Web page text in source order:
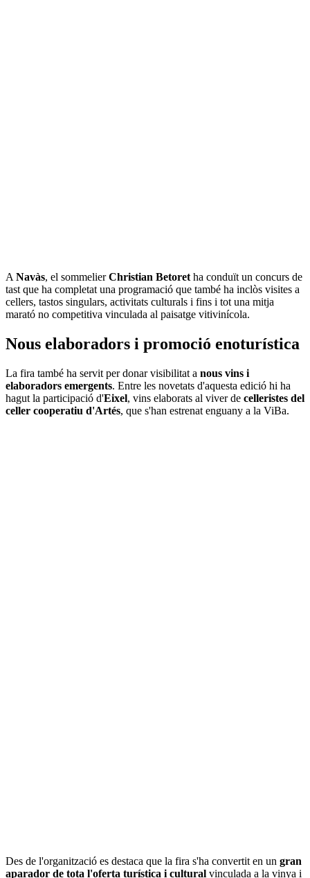
ANavàs, el sommelierChristian Betoretha conduït un concurs de
tast que ha completat una programació que també ha inclòs visites a
cellers, tastos singulars, activitats culturals i fins i tot una mitja
marató no competitiva vinculada al paisatge vitivinícola.
Nous elaboradors i promoció enoturística
La fira també ha servit per donar visibilitat a nous vins i
elaboradors emergents. Entre les novetats d'aquesta edició hi ha
hagut la participació d'Eixel, vins elaborats al viver de celleristes del
celler cooperatiu d'Artés, que s'han estrenat enguany a la ViBa.
Des de l'organització es destaca que la fira s'ha convertit en un gran
aparador de tota l'oferta turística i cultural vinculada a la vinya i